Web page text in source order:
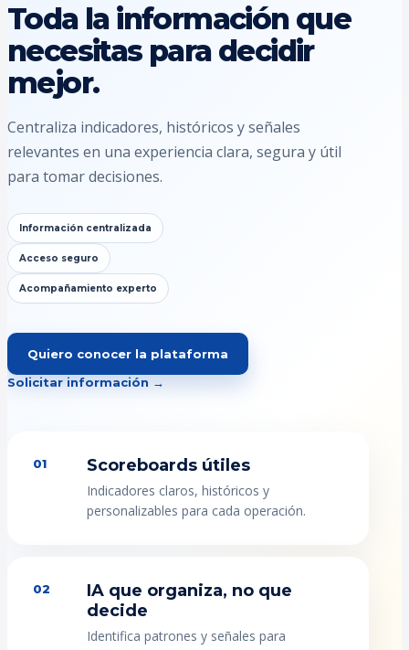
Toda la información que
necesitas para decidir
mejor.
Centraliza indicadores, históricos y señales
relevantes en una experiencia clara, segura y útil
para tomar decisiones.
Información centralizada
Acceso seguro
Acompañamiento experto
Quiero conocer la plataforma
Solicitar información →
01 Scoreboards útiles
Indicadores claros, históricos y
personalizables para cada operación.
02
IA que organiza, no que
decide
Identifica patrones y señales para